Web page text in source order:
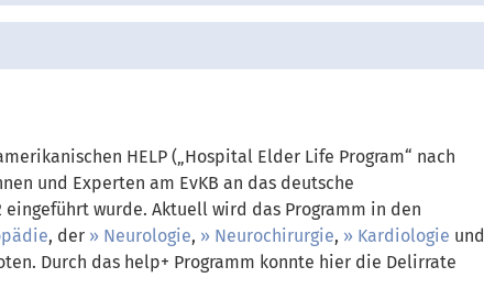
HELP („Hospital Elder Life Program“ nach
und Experten am EvKB an das deutsche
eingeführt wurde. Aktuell wird das Programm in den
, der Neurologie, Neurochirurgie, Kardiologie und
Durch das help+ Programm konnte hier die Delirrate